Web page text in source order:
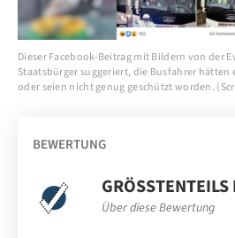
Dieser Facebook-Beitrag mit Bildern von der
Staatsbürger suggeriert, die Busfahrer
oder seien nicht genug geschützt worden.
BEWERTUNG
Über diese Bewertung